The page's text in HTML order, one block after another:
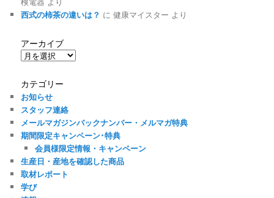
西式の柿茶の違いは？ に健康マイスター より
アーカイブ
ア
カ
イ
ブ
カテゴリー
お知らせ
スタッフ連絡
メールマガジンバックナンバー・メルマガ特典
期間限定キャンペーン･特典
会員様限定情報・キャンペーン
生産日・産地を確認した商品
取材レポート
学び